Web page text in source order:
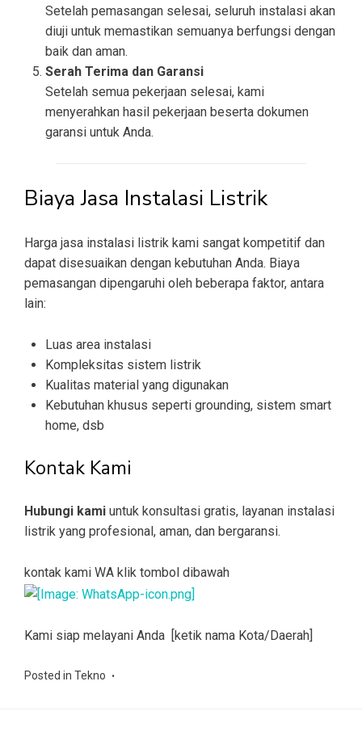
Setelah pemasangan selesai, seluruh instalasi akan
diuji untuk memastikan semuanya berfungsi dengan
baik dan aman.
Serah Terima dan Garansi
Setelah semua pekerjaan selesai, kami
menyerahkan hasil pekerjaan beserta dokumen
garansi untuk Anda.
Biaya Jasa Instalasi Listrik
Harga jasa instalasi listrik kami sangat kompetitif dan
dapat disesuaikan dengan kebutuhan Anda. Biaya
pemasangan dipengaruhi oleh beberapa faktor, antara
lain:
Luas area instalasi
Kompleksitas sistem listrik
Kualitas material yang digunakan
Kebutuhan khusus seperti grounding, sistem smart
home, dsb
Kontak Kami
Hubungi kami untuk konsultasi gratis, layanan instalasi
listrik yang profesional, aman, dan bergaransi.
kontak kami WA klik tombol dibawah
Kami siap melayani Anda [ketik nama Kota/Daerah]
Posted in Tekno